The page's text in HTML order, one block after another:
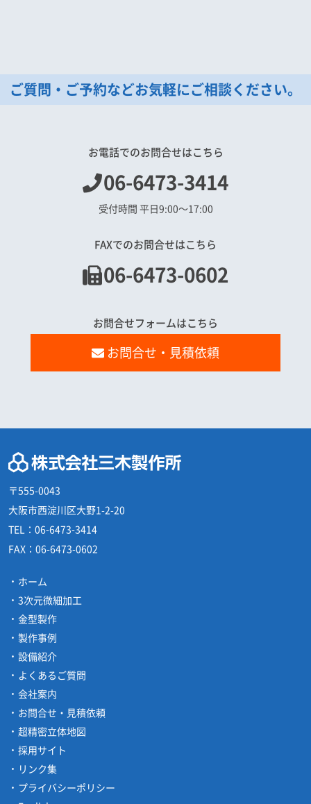
ご質問・ご予約などお気軽にご相談ください。
お電話でのお問合せはこちら
06-6473-3414
受付時間 平日9:00〜17:00
FAXでのお問合せはこちら
06-6473-0602
お問合せフォームはこちら
お問合せ・見積依頼
〒555-0043
大阪市西淀川区大野1-2-20
TEL： 06-6473-3414
FAX： 06-6473-0602
ホーム
3次元微細加工
金型製作
製作事例
設備紹介
よくあるご質問
会社案内
お問合せ・見積依頼
超精密立体地図
採用サイト
リンク集
プライバシーポリシー